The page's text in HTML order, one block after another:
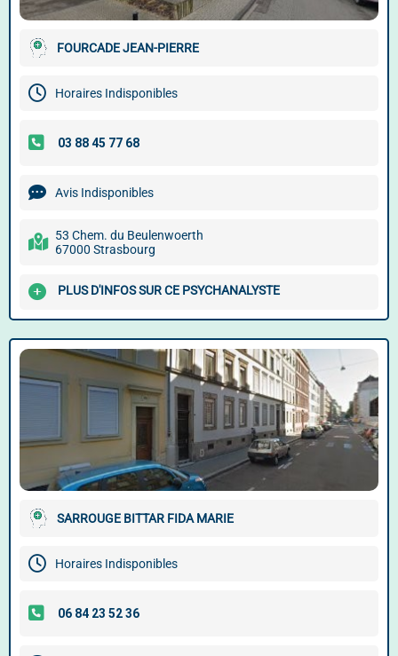
FOURCADE JEAN-PIERRE
Horaires Indisponibles
Avis Indisponibles
53 Chem. du Beulenwoerth
67000 Strasbourg
PLUS D'INFOS SUR CE PSYCHANALYSTE
SARROUGE BITTAR FIDA MARIE
Horaires Indisponibles